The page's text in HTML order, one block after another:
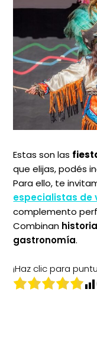
Estas son las
que elijas, podés
Para ello, te
especialistas de
complemento
Combinan
gastronomía.
¡Haz clic para